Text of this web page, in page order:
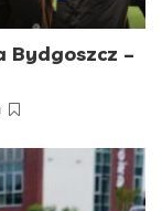
Bydgoszcz –